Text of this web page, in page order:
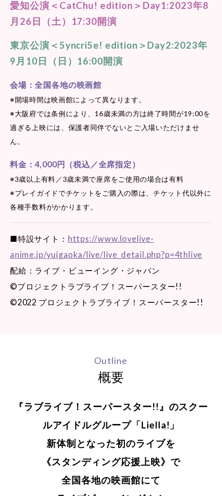
愛知公演＜CatChu! edition＞Day1:2023年8
月26日（土）17:30開演
東京公演＜5yncri5e! edition＞Day2:2023年
9月10日（日）16:00開演
会場：全国各地の映画館
※開場時間は映画館によって異なります。
※大阪府では条例により、16歳未満の方は終了時間が19:00を
過ぎる上映には、保護者同伴でないとご入場いただけませ
ん。
料金：4,000円（税込／全席指定）
※3歳以上有料／3歳未満で座席をご使用の場合は有料
※プレイガイドでチケットをご購入の際は、チケット代以外に
各種手数料がかかります。
■特設サイト： https://www.lovelive-
anime.jp/yuigaoka/live/live_detail.php?p=4thlive
配給：ライブ・ビューイング・ジャパン
©プロジェクトラブライブ！スーパースター!!
©2022 プロジェクトラブライブ！スーパースター!!
Outline
概要
『ラブライブ！スーパースター!!』のスクー
ルアイドルグループ「Liella!」
新体制となった初のライブを
《スタンディング応援上映》で
全国各地の映画館にて